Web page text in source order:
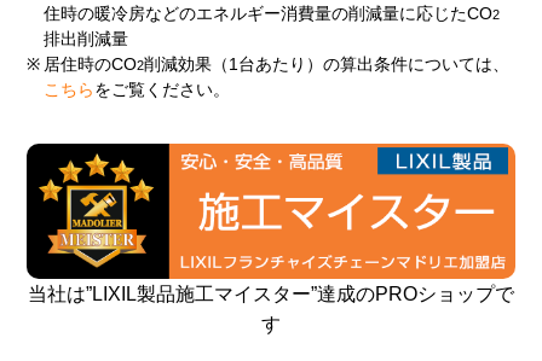
住時の暖冷房などのエネルギー消費量の削減量に応じたCO2
排出削減量
※ 居住時のCO2削減効果（1台あたり）の算出条件については、
こちら をご覧ください。
当社は”LIXIL製品施工マイスター”達成のPROショップで
す